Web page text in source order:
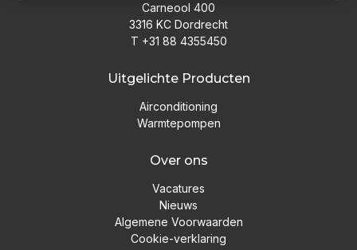
Carneool 400
3316 KC Dordrecht
T +31 88 4355450
Uitgelichte Producten
Airconditioning
Warmtepompen
Over ons
Vacatures
Nieuws
Algemene Voorwaarden
Cookie-verklaring